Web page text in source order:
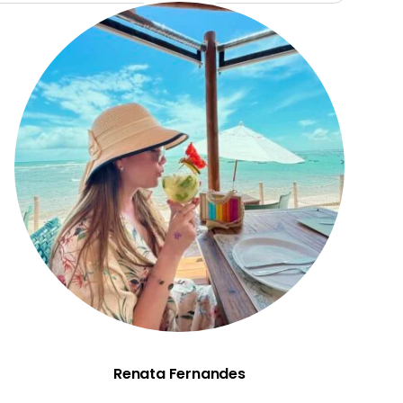
Renata Fernandes
Renata Fernandes